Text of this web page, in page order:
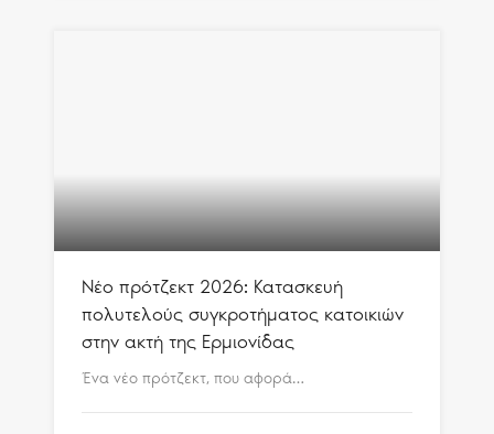
Νέο πρότζεκτ 2026: Κατασκευή
πολυτελούς συγκροτήματος κατοικιών
στην ακτή της Ερμιονίδας
Ένα νέο πρότζεκτ, που αφορά…